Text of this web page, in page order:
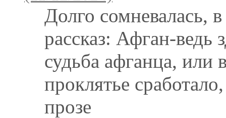
Долго сомневалась,
рассказ: Афган-ведь
судьба афганца, или
проклятье
прозе